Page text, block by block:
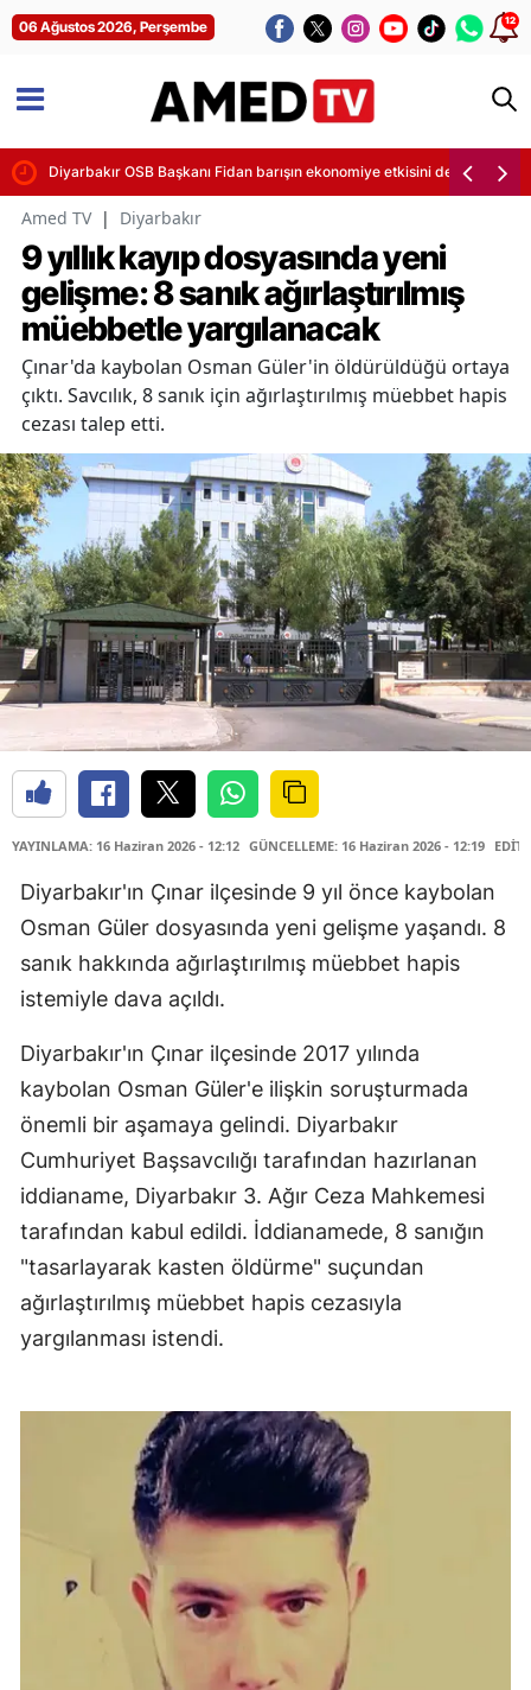
06 Ağustos 2026, Perşembe 12
Diyarbakır OSB Başkanı Fidan barışın ekonomiye etkisini değerlendirdi
Amed TV | Diyarbakır
9 yıllık kayıp dosyasında yeni
gelişme: 8 sanık ağırlaştırılmış
müebbetle yargılanacak
Çınar'da kaybolan Osman Güler'in öldürüldüğü ortaya
çıktı. Savcılık, 8 sanık için ağırlaştırılmış müebbet hapis
cezası talep etti.
YAYINLAMA: 16 Haziran 2026 - 12:12 GÜNCELLEME: 16 Haziran 2026 - 12:19
Diyarbakır'ın Çınar ilçesinde 9 yıl önce kaybolan
Osman Güler dosyasında yeni gelişme yaşandı. 8
sanık hakkında ağırlaştırılmış müebbet hapis
istemiyle dava açıldı.
Diyarbakır'ın Çınar ilçesinde 2017 yılında
kaybolan Osman Güler'e ilişkin soruşturmada
önemli bir aşamaya gelindi. Diyarbakır
Cumhuriyet Başsavcılığı tarafından hazırlanan
iddianame, Diyarbakır 3. Ağır Ceza Mahkemesi
tarafından kabul edildi. İddianamede, 8 sanığın
"tasarlayarak kasten öldürme" suçundan
ağırlaştırılmış müebbet hapis cezasıyla
yargılanması istendi.